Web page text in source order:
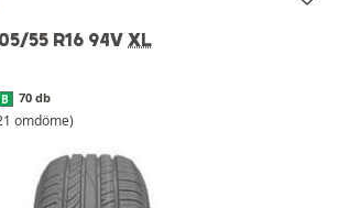
55 R16 94V XL
B 70 db
omdöme)